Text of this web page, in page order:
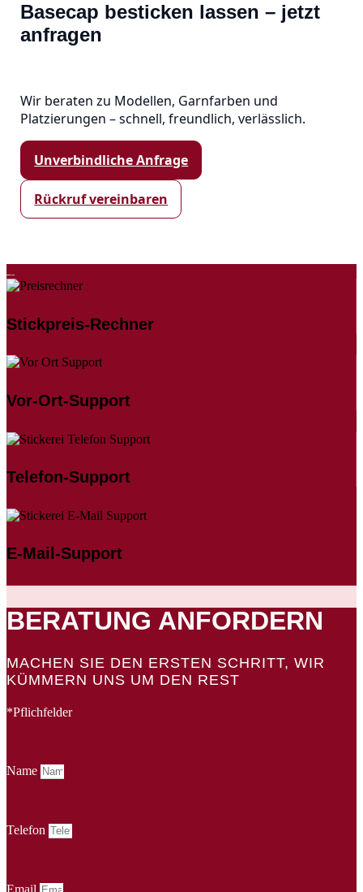
Basecap besticken lassen – jetzt
anfragen
Wir beraten zu Modellen, Garnfarben und
Platzierungen – schnell, freundlich, verlässlich.
Unverbindliche Anfrage
Rückruf vereinbaren
Stickpreis-Rechner
Vor-Ort-Support
Telefon-Support
E-Mail-Support
BERATUNG ANFORDERN
MACHEN SIE DEN ERSTEN SCHRITT, WIR
KÜMMERN UNS UM DEN REST
*Pflichfelder
Name
Telefon
Email